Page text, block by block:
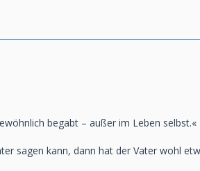
begabt – außer im Leben selbst.«
sagen kann, dann hat der Vater wohl